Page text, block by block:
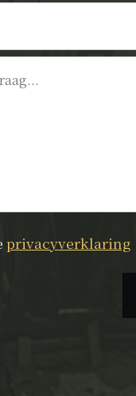
privacyverklaring